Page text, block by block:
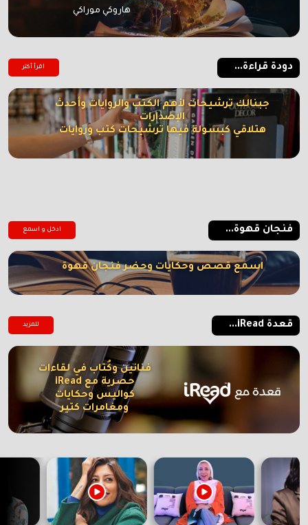
هاروكي موراكي
دودة قراءة... اقرأ أكتر
جبنالك ترشيحات لأهم الكتب والروايات وأحدث
الإصدارات
هتلاقي كبسولة فيها ترشيحات كتب وروايات
فنجان قهوة... ادخل و اسمع
اسمع قصص وحكايات وحضر فنجان قهوة
قعدة iRead... للمزيد
فنانين وكُتاب في لقاءات
حصرية مع iRead
كواليس وحكايات
ومغامرات كتير